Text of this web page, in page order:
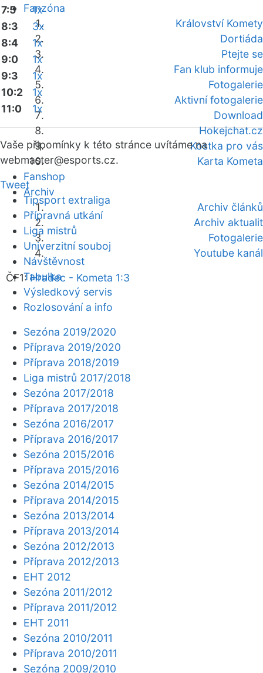
Fanzóna
Království Komety
Dortiáda
Ptejte se
Fan klub informuje
Fotogalerie
Aktivní fotogalerie
Download
Hokejchat.cz
Kostka pro vás
Karta Kometa
Fanshop
Archiv
Archiv článků
Archiv aktualit
Fotogalerie
Youtube kanál
ČF1:Hradec - Kometa 1:3
7:5
1x
8:3
3x
8:4
1x
9:0
1x
9:3
1x
10:2
1x
11:0
1x
Vaše připomínky k této stránce uvítáme na
webmaster@esports.cz.
Tweet
Tipsport extraliga
Přípravná utkání
Liga mistrů
Univerzitní souboj
Návštěvnost
Tabulka
Výsledkový servis
Rozlosování a info
Sezóna 2019/2020
Příprava 2019/2020
Příprava 2018/2019
Liga mistrů 2017/2018
Sezóna 2017/2018
Příprava 2017/2018
Sezóna 2016/2017
Příprava 2016/2017
Sezóna 2015/2016
Příprava 2015/2016
Sezóna 2014/2015
Příprava 2014/2015
Sezóna 2013/2014
Příprava 2013/2014
Sezóna 2012/2013
Příprava 2012/2013
EHT 2012
Sezóna 2011/2012
Příprava 2011/2012
EHT 2011
Sezóna 2010/2011
Příprava 2010/2011
Sezóna 2009/2010